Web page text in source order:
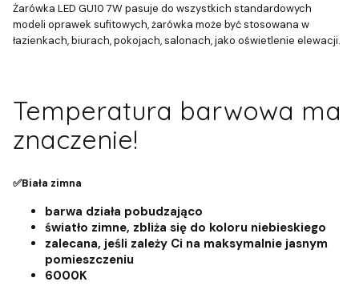
Żarówka LED GU10 7W pasuje do wszystkich standardowych
modeli oprawek sufitowych, żarówka może być stosowana w
łazienkach, biurach, pokojach, salonach, jako oświetlenie elewacji.
Temperatura barwowa ma
znaczenie!
✅Biała zimna
barwa działa pobudzająco
światło zimne, zbliża się do koloru niebieskiego
zalecana, jeśli zależy Ci na maksymalnie jasnym
pomieszczeniu
6000K